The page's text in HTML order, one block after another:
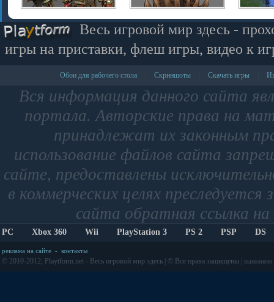
Весь игровой мир здесь -
игры на приставки, флеш игры, видео к
Обои для рабочего стола Скриншоты Скачать игры
Вся информация данного сайта
портала. Авторские права на
принадлежат их законным
использование файлов сайта
сайте, предоставлены
в коммерческих целях
сайта обратная ссылка
PC Xbox 360 Wii PlayStation 3 PS 2 PSP DS
реклама на сайте - контакты
© 2010-2012, Playtform.net - Весь игровой мир здесь | © Все права защищены | выполнено